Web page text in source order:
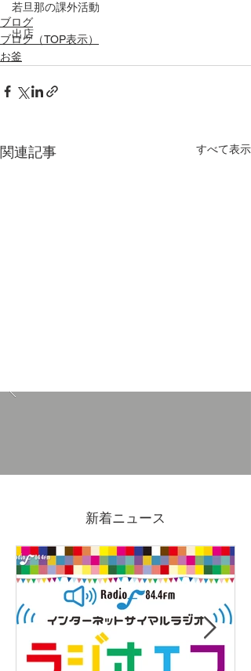
若旦那の課外活動
出店
ブログ
ブログ（TOP表示）
お釜
関連記事 すべて表示
ふかし布やセイロの竹すだれなど
餅つき道具の消耗品あります
新着ニュース